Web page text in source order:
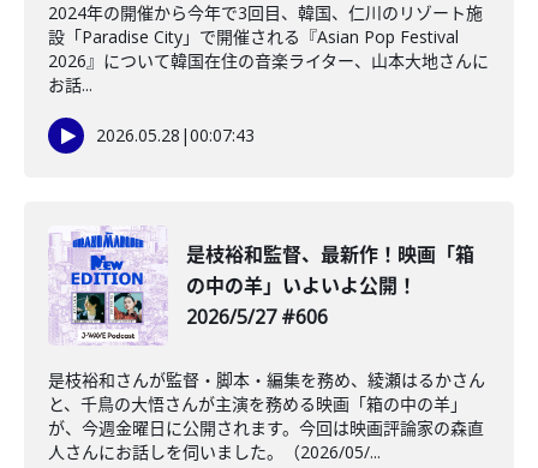
2024年の開催から今年で3回目、韓国、仁川のリゾート施
設「Paradise City」で開催される『Asian Pop Festival
2026』について韓国在住の音楽ライター、山本大地さんに
お話...
2026.05.28 |00:07:43
是枝裕和監督、最新作！映画「箱
の中の羊」いよいよ公開！
2026/5/27 #606
是枝裕和さんが監督・脚本・編集を務め、綾瀬はるかさん
と、千鳥の大悟さんが主演を務める映画「箱の中の羊」
が、今週金曜日に公開されます。今回は映画評論家の森直
人さんにお話しを伺いました。（2026/05/...